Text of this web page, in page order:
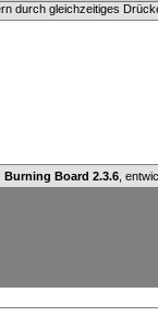
durch gleichzeitiges
Burning Board 2.3.6 ,